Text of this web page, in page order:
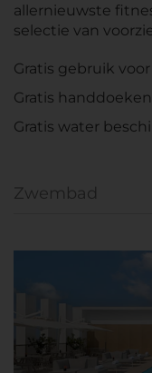
allernieuwste
selectie van
Gratis gebruik
Gratis
Gratis water
Zwembad